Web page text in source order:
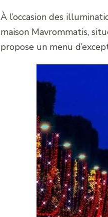
À l’occasion des
maison Mavrommatis,
propose un menu